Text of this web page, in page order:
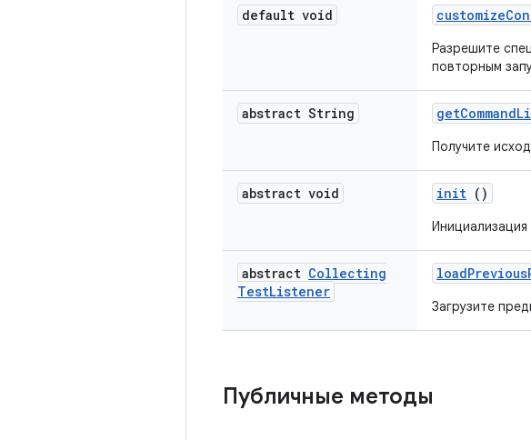
default void customize
Разрешите
повторным
abstract String getCommand
Получите
abstract void init ()
Инициализация
abstract Collecting
TestListener
loadPrevious
Загрузите
Публичные методы